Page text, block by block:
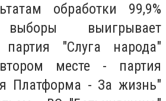
обработки 99,9%
выборы выигрывает
партия "Слуга народа"
месте - партия
Платформа - За жизнь"